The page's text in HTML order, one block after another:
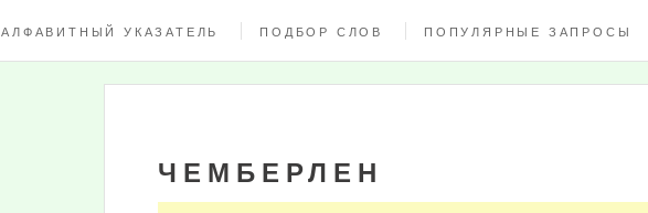
АЛФАВИТНЫЙ УКАЗАТЕЛЬ ПОДБОР СЛОВ ПОПУЛЯРНЫЕ ЗАПРОСЫ
ЧЕМБЕРЛЕН